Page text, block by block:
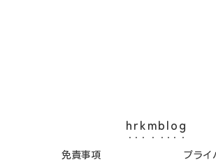
hrkmblog
免責事項 プライ